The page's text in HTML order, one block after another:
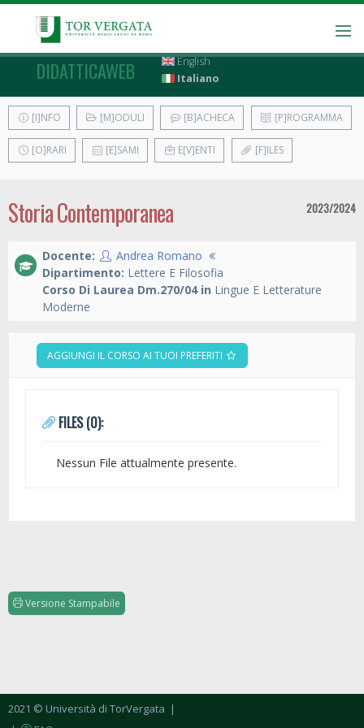
DIDATTICAWEB
English
Italiano
[I]NFO [M]ODULI [B]ACHECA [P]ROGRAMMA
[O]RARI [E]SAMI E[V]ENTI [F]ILES
Storia Contemporanea 2023/2024
Docente:
Andrea Romano
Dipartimento: Lettere E Filosofia
Corso Di Laurea Dm.270/04 in Lingue E Letterature
Moderne
AGGIUNGI IL CORSO AI TUOI PREFERITI
FILES (0):
Nessun File attualmente presente.
Versione Stampabile
2021 © Università di TorVergata |